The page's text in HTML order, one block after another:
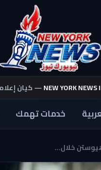
NEW YORK NEWS— كيان
خدمات تهمك
خلال...